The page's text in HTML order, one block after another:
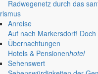
Radwegenetz durch das
Anreise
Auf nach Markersdorf! Doch
Übernachtungen
Hotels & Pensionenhotel
Sehenswert
aus dem